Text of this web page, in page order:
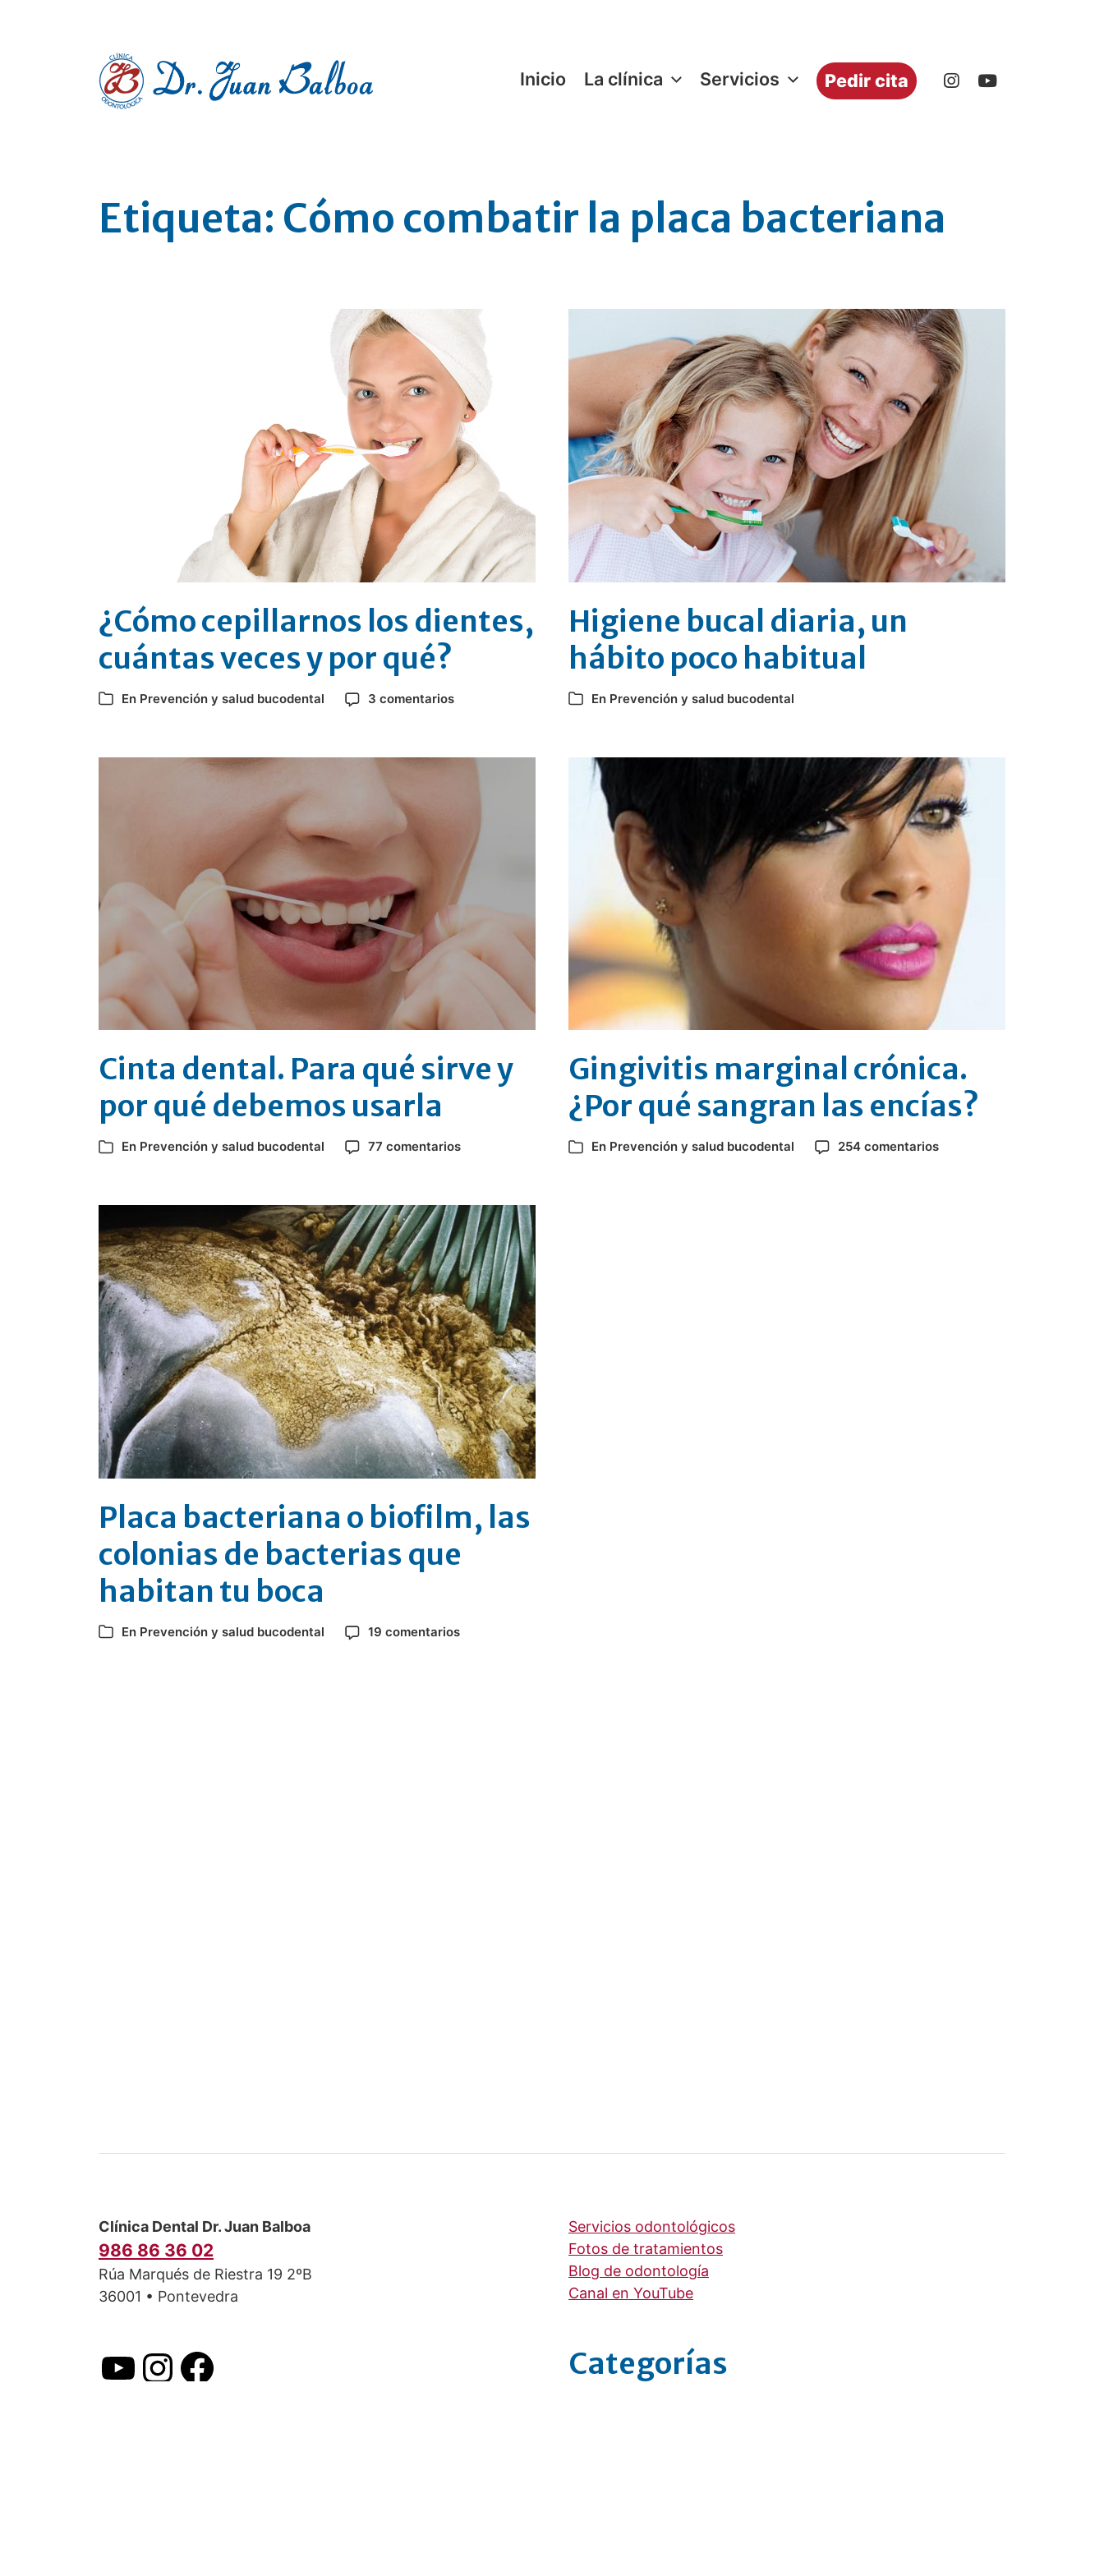
Clínica dental en Pontevedra Inicio La clínica Servicios Pedir cita
Etiqueta: Cómo combatir la placa bacteriana
¿Cómo cepillarnos los dientes,
cuántas veces y por qué?
En Prevención y salud bucodental 3 comentarios
Higiene bucal diaria, un
hábito poco habitual
En Prevención y salud bucodental
Cinta dental. Para qué sirve y
por qué debemos usarla
En Prevención y salud bucodental 77 comentarios
Gingivitis marginal crónica.
¿Por qué sangran las encías?
En Prevención y salud bucodental 254 comentarios
Placa bacteriana o biofilm, las
colonias de bacterias que
habitan tu boca
En Prevención y salud bucodental 19 comentarios
Clínica Dental Dr. Juan Balboa
986 86 36 02
Rúa Marqués de Riestra 19 2ºB
36001 • Pontevedra
Servicios odontológicos
Fotos de tratamientos
Blog de odontología
Canal en YouTube
Categorías